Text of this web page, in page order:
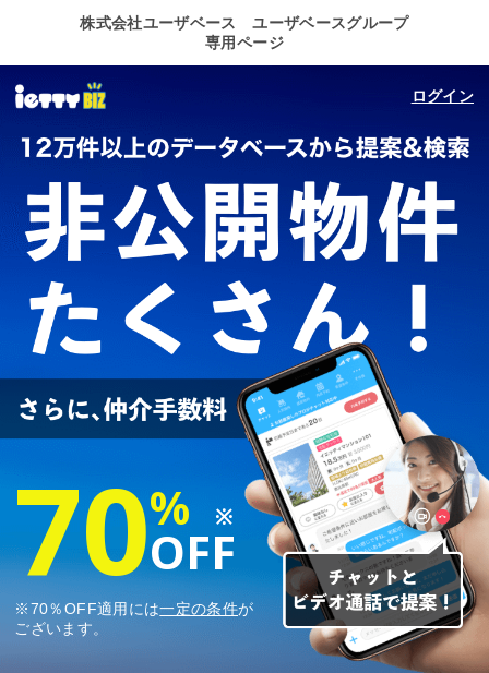
株式会社ユーザベース ユーザベースグループ
専用ページ
ログイン
70%
OFF
※
※70％OFF適用には一定の条件が
ございます。